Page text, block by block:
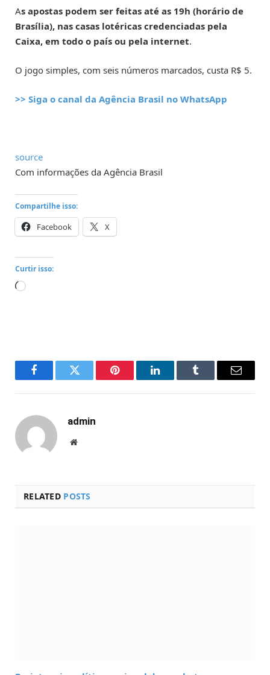
As apostas podem ser feitas até as 19h (horário de
Brasília), nas casas lotéricas credenciadas pela
Caixa, em todo o país ou pela internet.
O jogo simples, com seis números marcados, custa R$ 5.
>> Siga o canal da Agência Brasil no WhatsApp
source
Com informações da Agência Brasil
Compartilhe isso:
Facebook X
Curtir isso:
Carregando...
FacebookTwitter Pinterest LinkedInTumblr Email
admin
Website
RELATED POSTS